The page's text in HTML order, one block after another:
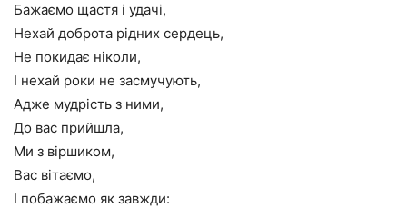
Бажаємо щастя і удачі,
Нехай доброта рідних сердець,
Не покидає ніколи,
І нехай роки не засмучують,
Адже мудрість з ними,
До вас прийшла,
Ми з віршиком,
Вас вітаємо,
І побажаємо як завжди: